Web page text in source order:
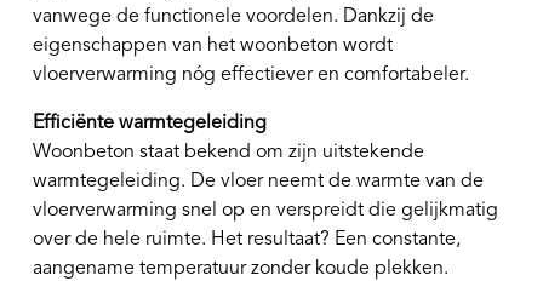
vanwege de functionele voordelen. Dankzij de
eigenschappen van het woonbeton wordt
vloerverwarming nóg effectiever en comfortabeler.
Efficiënte warmtegeleiding
Woonbeton staat bekend om zijn uitstekende
warmtegeleiding. De vloer neemt de warmte van de
vloerverwarming snel op en verspreidt die gelijkmatig
over de hele ruimte. Het resultaat? Een constante,
aangename temperatuur zonder koude plekken.